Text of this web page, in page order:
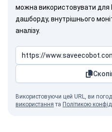
можна використовувати
дашборду, внутрішнього
аналізу.
Використовуючи цей URL, ви
використання та Політикою